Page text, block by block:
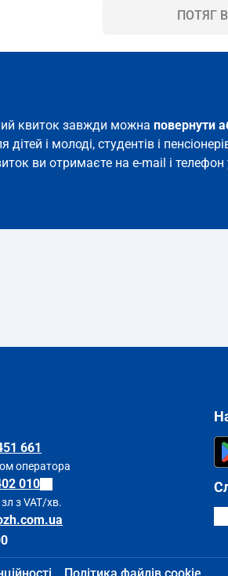
ПОТЯГ
квиток завжди можна повернути
і молоді, студентів і
ви отримаєте на e-mail і телефон
661
оператора
010
з VAT/хв.